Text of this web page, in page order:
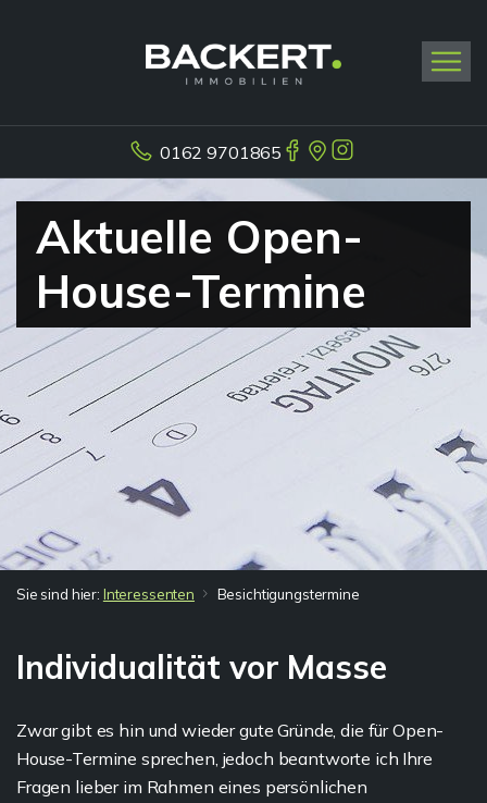
0162 9701865
Aktuelle Open-
House-Termine
Sie sind hier: Interessenten Besichtigungstermine
Individualität vor Masse
Zwar gibt es hin und wieder gute Gründe, die für Open-
House-Termine sprechen, jedoch beantworte ich Ihre
Fragen lieber im Rahmen eines persönlichen